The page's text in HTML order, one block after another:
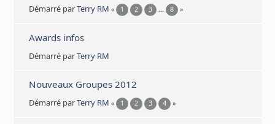
Démarré parTerry RM « 1 2 3 ... 8 »
Awards infos
Démarré parTerry RM
Nouveaux Groupes 2012
Démarré parTerry RM « 1 2 3 4 »